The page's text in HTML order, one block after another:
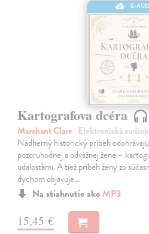
E-
Kartografova dcéra
Marchant Clare | Elektronická
Nádherný historický príbeh
pozoruhodnej a odvážnej žene –
udalosťami. A tiež príbeh ženy zo
dychom objavuje…
Na stiahnutie ako MP3
15,45 €